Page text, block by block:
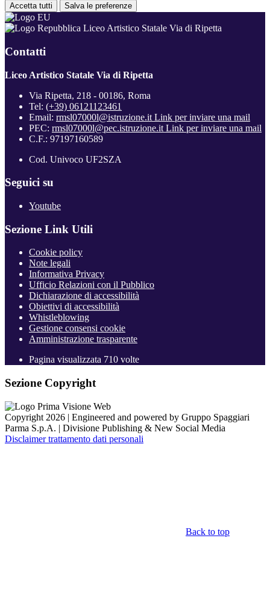
Accetta tutti Salva le preferenze
Liceo Artistico Statale Via di Ripetta
Contatti
Liceo Artistico Statale Via di Ripetta
Via Ripetta, 218 - 00186, Roma
Tel: (+39) 06121123461
Email: rmsl07000l@istruzione.it Link per inviare una mail
PEC: rmsl07000l@pec.istruzione.it Link per inviare una mail
C.F.: 97197160589
Cod. Univoco UF2SZA
Seguici su
Youtube
Sezione Link Utili
Cookie policy
Note legali
Informativa Privacy
Ufficio Relazioni con il Pubblico
Dichiarazione di accessibilità
Obiettivi di accessibilità
Whistleblowing
Gestione consensi cookie
Amministrazione trasparente
Pagina visualizzata 710 volte
Sezione Copyright
Copyright 2026 | Engineered and powered by Gruppo Spaggiari
Parma S.p.A. | Divisione Publishing & New Social Media
Disclaimer trattamento dati personali
Back to top